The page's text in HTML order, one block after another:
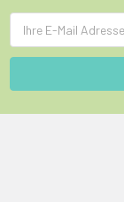
Adresse